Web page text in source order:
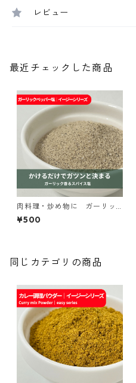
レビュー
最近チェックした商品
肉料理・炒め物に ガーリッ
クペッパー塩｜spice roomイ
ージーシリーズ
¥500
同じカテゴリの商品